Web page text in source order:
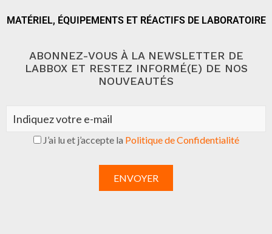
MATÉRIEL, ÉQUIPEMENTS ET RÉACTIFS DE LABORATOIRE
ABONNEZ-VOUS À LA NEWSLETTER DE
LABBOX ET RESTEZ INFORMÉ(E) DE NOS
NOUVEAUTÉS
J’ai lu et j’accepte la Politique de Confidentialité